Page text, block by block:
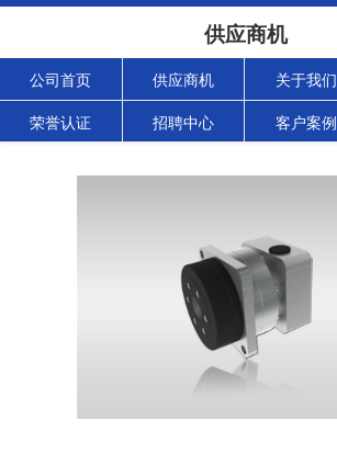
供应商机
公司首页 供应商机 关于我们
荣誉认证 招聘中心 客户案例